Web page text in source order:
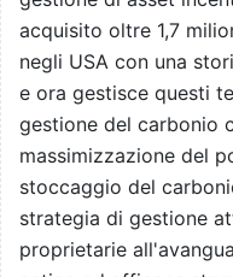
acquisito oltre 1,7
negli USA con una
e ora gestisce questi
gestione del carbonio
massimizzazione del
stoccaggio del
strategia di gestione
proprietarie